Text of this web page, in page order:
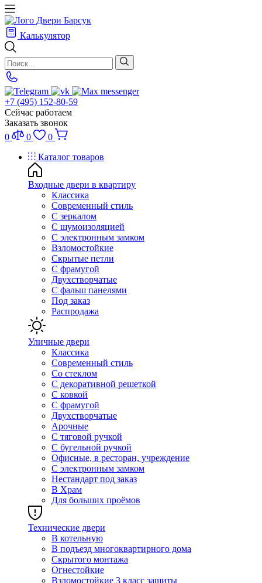
Калькулятор
+7 (495) 152-80-59
Сейчас работаем
Заказать звонок
0
0
0
Каталог товаров
Входные двери в квартиру
Классика
Современный стиль
С зеркалом
С шумоизоляцией
С электронным замком
Взломостойкие
Скрытые петли
С фрамугой
Двухстворчатые
С фальш панелями
Под заказ
Распродажа
Уличные двери
Классика
Современный стиль
Со стеклом
С декоративной решеткой
С ковкой
С фрамугой
Двухстворчатые
Арочные
С тяговой ручкой
С бугельной ручкой
Офисные, в ресторан, учреждение
С электронным замком
Нестандарт под заказ
В Храм
Для больших проёмов
Технические двери
В котельную
В подъезд многоквартирного дома
Скрытого монтажа
Огнестойкие
Взломостойкие 3 класс защиты